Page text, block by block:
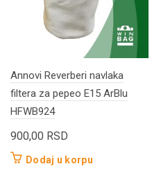
Annovi Reverberi navlaka
filtera za pepeo E15 ArBlu
HFWB924
900,00 RSD
Dodaj u korpu